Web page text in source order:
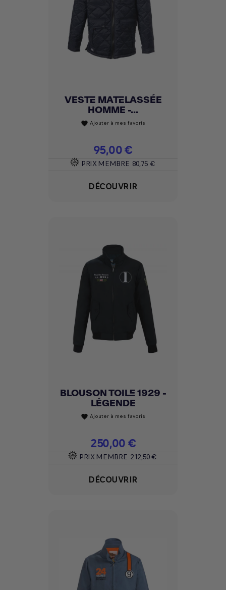
VESTE MATELASSÉE
HOMME -...
favorite Ajouter à mes favoris
Prix
95,00 €
PRIX MEMBRE 80,75 €
DÉCOUVRIR
BLOUSON TOILE 1929 -
LÉGENDE
favorite Ajouter à mes favoris
Prix
250,00 €
PRIX MEMBRE 212,50 €
DÉCOUVRIR